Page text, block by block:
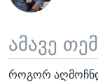
ამავე
როგორ